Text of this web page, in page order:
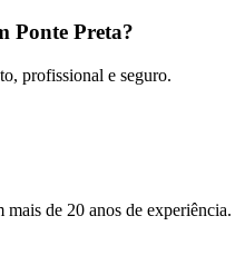
Ponte Preta?
profissional e seguro.
de 20 anos de experiência.